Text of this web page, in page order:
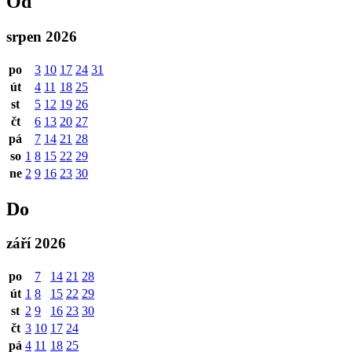
srpen 2026
po 3 10 17 24 31
út
4 11 18 25
st
5 12 19 26
čt
6 13 20 27
pá
7 14 21 28
so 1 8 15 22 29
ne 2 9 16 23 30
Do
září 2026
po 7 14 21 28
út 1 8 15 22 29
st 2 9 16 23 30
čt 3 10 17 24
pá 4 11 18 25